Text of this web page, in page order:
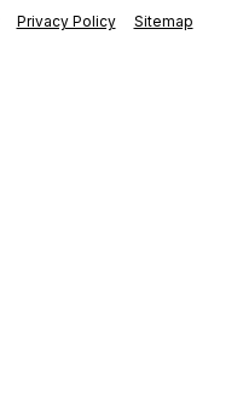
Privacy Policy Sitemap